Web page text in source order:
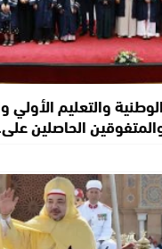
الوطنية والتعليم
الحاصلين